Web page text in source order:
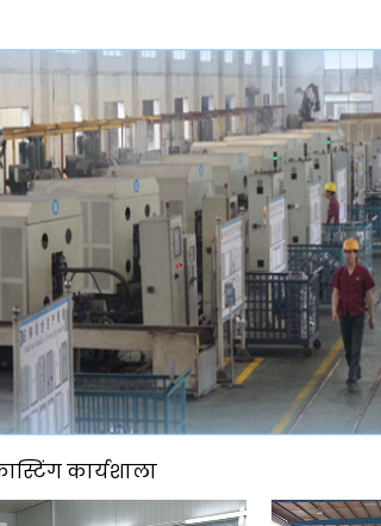
कार्यशाला